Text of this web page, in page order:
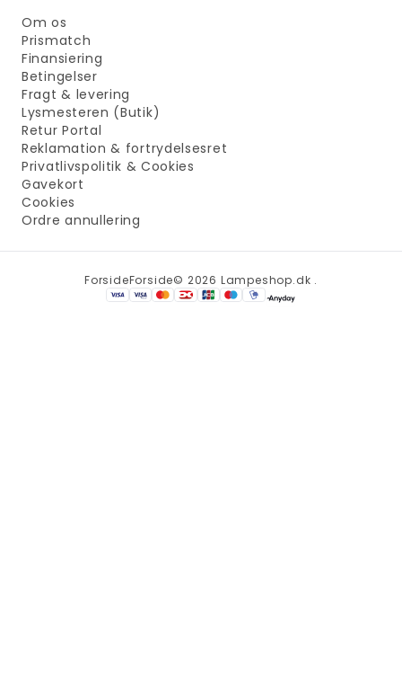
Om os
Prismatch
Finansiering
Betingelser
Fragt & levering
Lysmesteren (Butik)
Retur Portal
Reklamation & fortrydelsesret
Privatlivspolitik & Cookies
Gavekort
Cookies
Ordre annullering
ForsideForside© 2026 Lampeshop.dk .